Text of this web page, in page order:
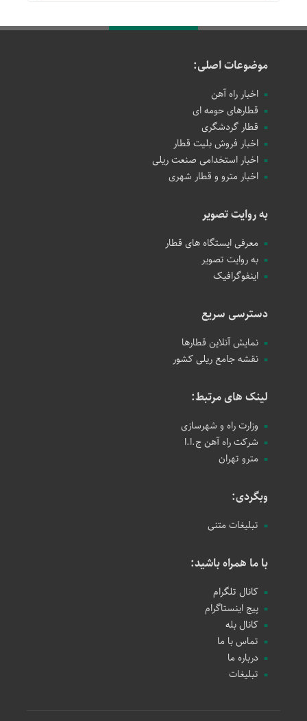
موضوعات اصلی:
اخبار راه آهن
قطارهای حومه ای
قطار گردشگری
اخبار فروش بلیت قطار
اخبار استخدامی صنعت ریلی
اخبار مترو و قطار شهری
به روایت تصویر
معرفی ایستگاه های قطار
به روایت تصویر
اینفوگرافیک
دسترسی سریع
نمایش آنلاین قطارها
نقشه جامع ریلی کشور
لینک های مرتبط:
وزارت راه و شهرسازی
شرکت راه آهن ج.ا.ا
مترو تهران
وبگردی:
تبلیغات متنی
با ما همراه باشید:
کانال تلگرام
پیج اینستاگرام
کانال بله
تماس با ما
درباره ما
تبلیغات